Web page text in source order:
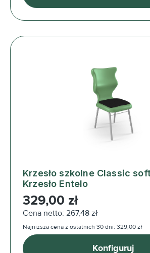
Krzesło szkolne Classic
Krzesło Entelo
Cena regularna:
329,00 zł
Cena netto: 267,48 zł
Najniższa cena z ostatnich 30 dni: 329,00 zł
Konfiguruj